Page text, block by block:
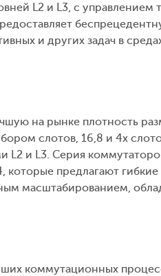
L2 и L3, c управлением
и других задач в
на рынке плотность
слотов, 16,8 и 4х
и L3. Серия
предлагают
масштабированием,
коммутационных